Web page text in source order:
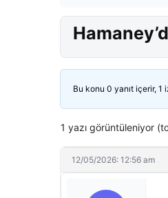
Bu konu 0 yanıt içerir, 1
1 yazı görüntüleniyor
12/05/2026: 12:56 am